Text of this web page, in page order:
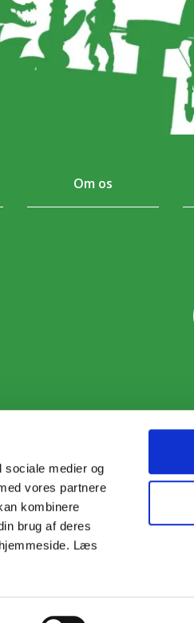
sociale medier og
vores partnere
kombinere
brug af deres
Læs
Om os
• © 2026